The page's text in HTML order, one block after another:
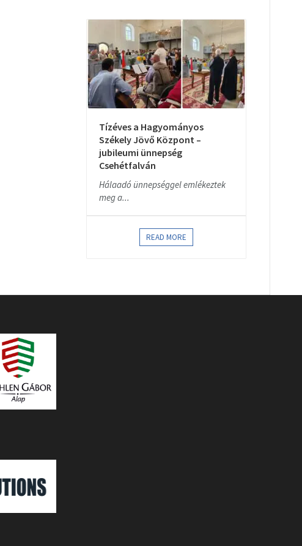
Tízéves a Hagyományos
Székely Jövő Központ –
jubileumi ünnepség
Csehétfalván
Hálaadó ünnepséggel emlékeztek
meg a...
READ MORE